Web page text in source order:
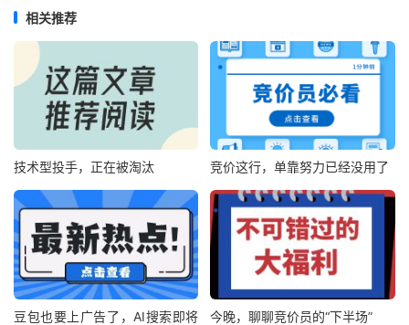
相关推荐
技术型投手，正在被淘汰 竞价这行，单靠努力已经没用了
豆包也要上广告了，AI搜索即将
今晚，聊聊竞价员的“下半场”